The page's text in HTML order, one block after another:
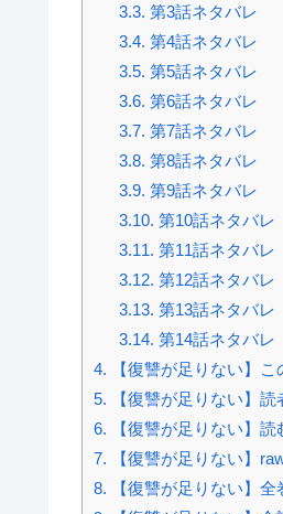
3.3. 第3話ネタバレ
3.4. 第4話ネタバレ
3.5. 第5話ネタバレ
3.6. 第6話ネタバレ
3.7. 第7話ネタバレ
3.8. 第8話ネタバレ
3.9. 第9話ネタバレ
3.10. 第10話ネタバレ
3.11. 第11話ネタバレ
3.12. 第12話ネタバレ
3.13. 第13話ネタバレ
3.14. 第14話ネタバレ
4. 【復讐が足りない】
5. 【復讐が足りない】
6. 【復讐が足りない】
7. 【復讐が足りない】
8. 【復讐が足りない】